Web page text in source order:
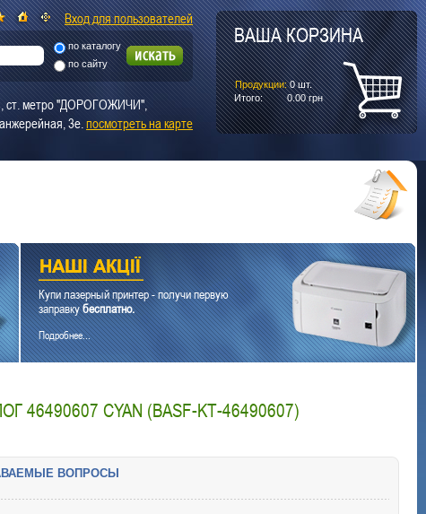
Купи лазерный принтер - получи первую
заправкубесплатно.
Подробнее...
46490607 CYAN (BASF-KT-46490607)
ВОПРОСЫ
ВАША КОРЗИНА
Продукции: 0шт.
Итого:
0.00 грн
Вход для пользователей
по каталогу
по сайту
ст. метро "ДОРОГОЖИЧИ",
3е.посмотреть на карте